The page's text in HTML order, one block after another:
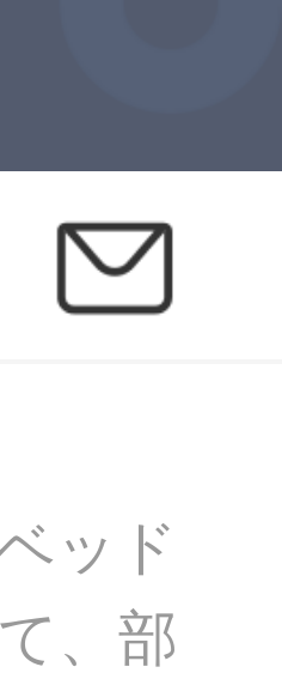
ッド
、部